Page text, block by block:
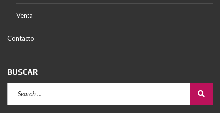
Venta
Contacto
BUSCAR